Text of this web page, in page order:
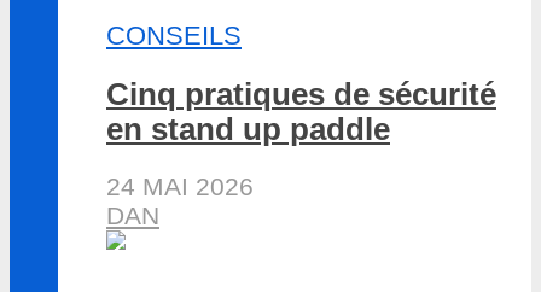
CONSEILS
Cinq pratiques de sécurité
en stand up paddle
24 MAI 2026
DAN